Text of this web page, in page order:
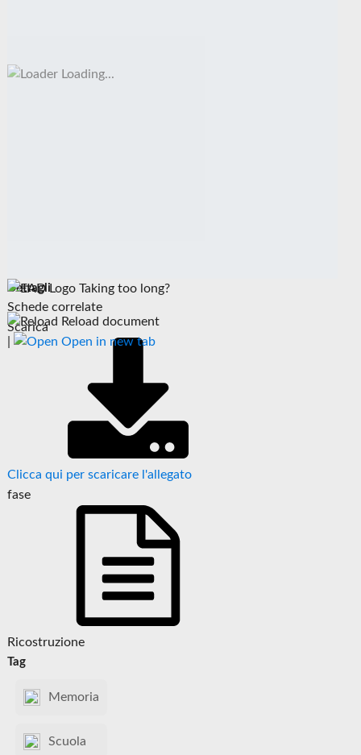
Loading...
Taking too long?
Reload document
Open in new tab
Dettagli
Schede correlate
Scarica
Clicca qui per scaricare l'allegato
fase
Ricostruzione
Tag
Memoria
Scuola